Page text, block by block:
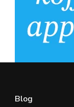
Blog